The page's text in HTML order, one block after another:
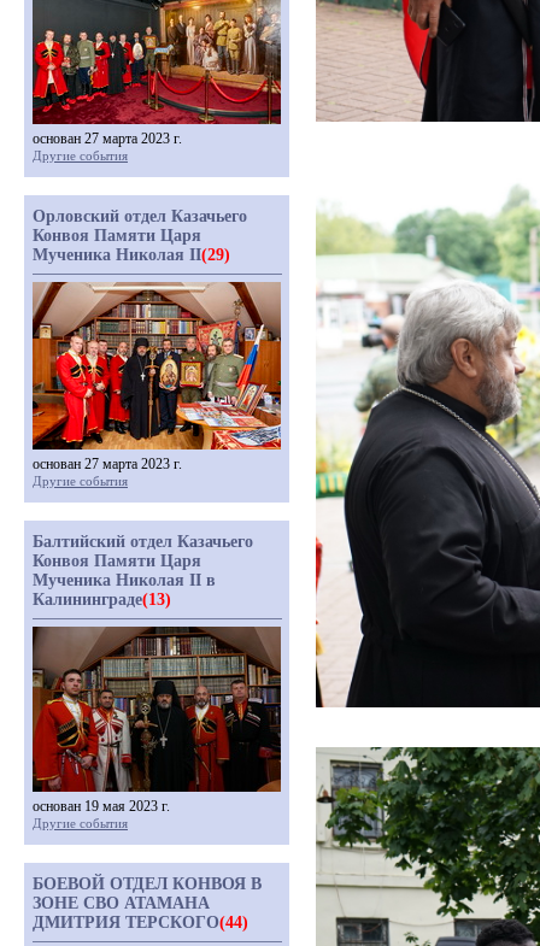
основан 27 марта 2023 г.
Другие события
Орловский отдел Казачьего
Конвоя Памяти Царя
Мученика Николая II(29)
основан 27 марта 2023 г.
Другие события
Балтийский отдел Казачьего
Конвоя Памяти Царя
Мученика Николая II в
Калининграде(13)
основан 19 мая 2023 г.
Другие события
БОЕВОЙ ОТДЕЛ КОНВОЯ В
ЗОНЕ СВО АТАМАНА
ДМИТРИЯ ТЕРСКОГО(44)